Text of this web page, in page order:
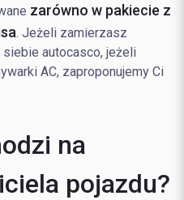
zarówno w pakiecie z
. Jeżeli zamierzasz
autocasco, jeżeli
AC, zaproponujemy Ci
na
pojazdu?